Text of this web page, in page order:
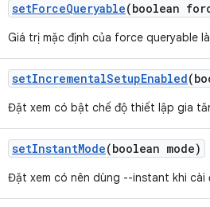
setForceQueryable(boolean
Giá trị mặc định của force queryable
setIncrementalSetupEnabled
Đặt xem có bật chế độ thiết lập gia
setInstantMode(boolean mode)
Đặt xem có nên dùng --instant khi cài